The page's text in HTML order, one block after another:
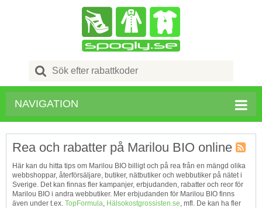
Search
for:
NAVIGATION
Tagg
RSS
Rea och rabatter på Marilou BIO online
Här kan du hitta tips om Marilou BIO billigt och på rea från en mängd olika
webbshoppar, återförsäljare, butiker, nätbutiker och webbutiker på nätet i
Sverige. Det kan finnas fler kampanjer, erbjudanden, rabatter och reor för
Marilou BIO i andra webbutiker. Mer erbjudanden för Marilou BIO finns
även under t.ex. TopFormula, Hälsokostgrossisten.se, mfl. De kan ha fler